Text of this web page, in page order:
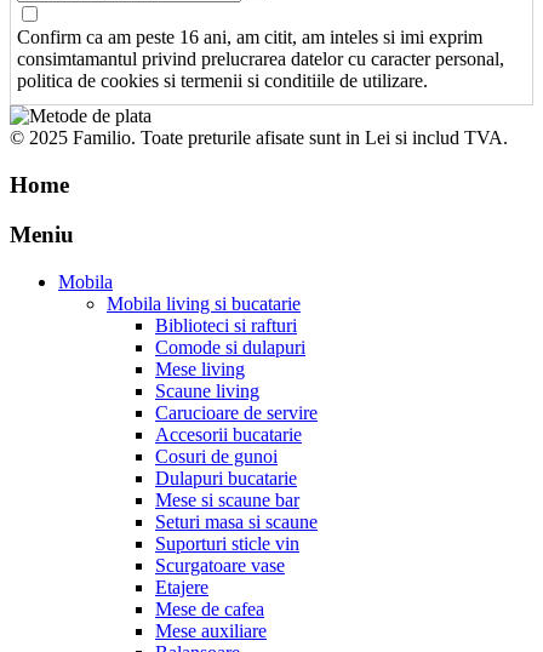
Confirm ca am peste 16 ani, am citit, am inteles si imi exprim
consimtamantul privind prelucrarea datelor cu caracter personal,
politica de cookies si termenii si conditiile de utilizare.
© 2025 Familio. Toate preturile afisate sunt in Lei si includ TVA.
Home
Meniu
Mobila
Mobila living si bucatarie
Biblioteci si rafturi
Comode si dulapuri
Mese living
Scaune living
Carucioare de servire
Accesorii bucatarie
Cosuri de gunoi
Dulapuri bucatarie
Mese si scaune bar
Seturi masa si scaune
Suporturi sticle vin
Scurgatoare vase
Etajere
Mese de cafea
Mese auxiliare